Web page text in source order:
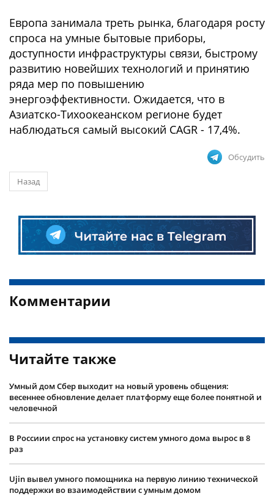
Европа занимала треть рынка, благодаря росту
спроса на умные бытовые приборы,
доступности инфраструктуры связи, быстрому
развитию новейших технологий и принятию
ряда мер по повышению
энергоэффективности. Ожидается, что в
Азиатско-Тихоокеанском регионе будет
наблюдаться самый высокий CAGR - 17,4%.
Обсудить
Назад
Комментарии
Читайте также
Умный дом Сбер выходит на новый уровень общения:
весеннее обновление делает платформу еще более понятной и
человечной
В Россиии спрос на установку систем умного дома вырос в 8
раз
Ujin вывел умного помощника на первую линию технической
поддержки во взаимодействии с умным домом